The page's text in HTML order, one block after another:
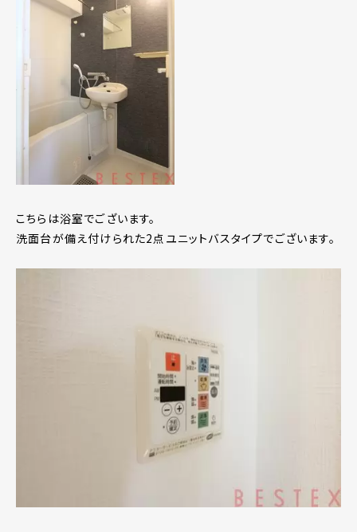
こちらは浴室でございます。
洗面台が備え付けられた2点ユニットバスタイプでございます。